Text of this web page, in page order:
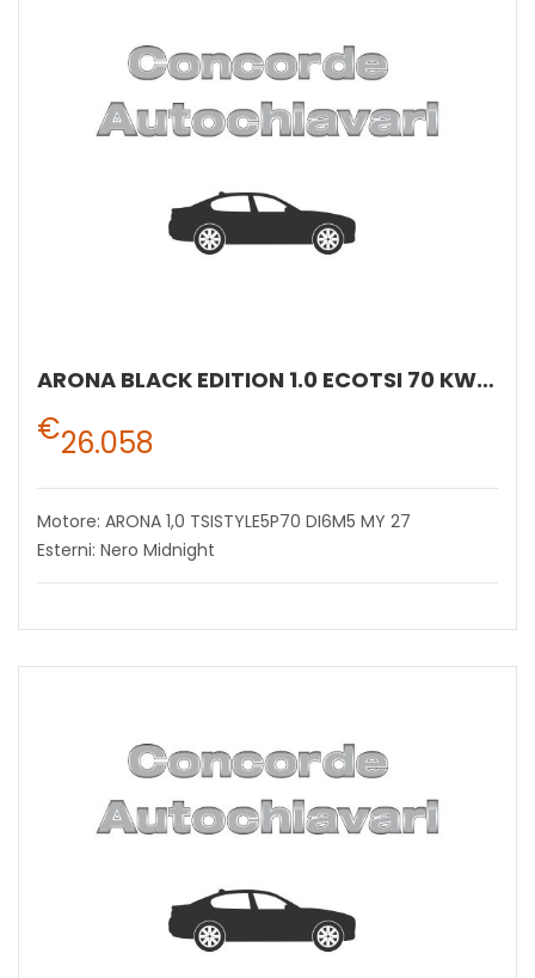
ARONA BLACK EDITION 1.0 ECOTSI 70 KW (95 CV) BENZINA MANUALE 5 MARCE 2WD
€26.058
Motore: ARONA 1,0 TSISTYLE5P70 DI6M5 MY 27
Esterni: Nero Midnight